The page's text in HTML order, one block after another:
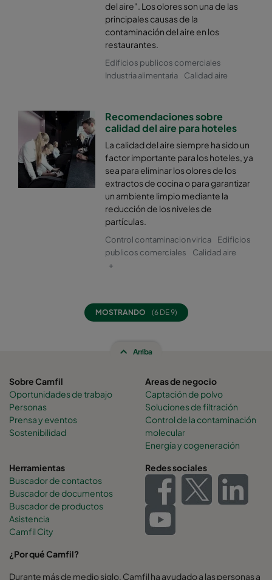
del aire". Los olores son una de las
principales causas de la
contaminación del aire en los
restaurantes.
Edificios publicos comerciales
Industria alimentaria
Calidad aire
Recomendaciones sobre
calidad del aire para hoteles
La calidad del aire siempre ha sido un
factor importante para los hoteles, ya
sea para eliminar los olores de los
extractos de cocina o para garantizar
un ambiente limpio mediante la
reducción de los niveles de
partículas.
Control contaminacion virica
Edificios
publicos comerciales
Calidad aire
+
MOSTRANDO (6 DE 9)
Arriba
Sobre Camfil
Oportunidades de trabajo
Personas
Prensa y eventos
Sostenibilidad
Areas de negocio
Captación de polvo
Soluciones de filtración
Control de la contaminación
molecular
Energía y cogeneración
Herramientas
Buscador de contactos
Buscador de documentos
Buscador de productos
Asistencia
Camfil City
Redes sociales
¿Por qué Camfil?
Durante más de medio siglo, Camfil ha ayudado a las personas a